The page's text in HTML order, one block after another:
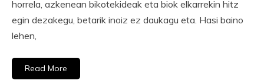
horrela, azkenean bikotekideak eta biok elkarrekin hitz
egin dezakegu, betarik inoiz ez daukagu eta. Hasi baino
lehen,
Read More